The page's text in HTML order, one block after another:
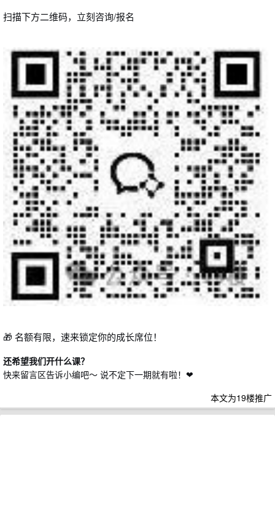
扫描下方二维码，立刻咨询/报名
🎁 名额有限，速来锁定你的成长席位！
还希望我们开什么课？
快来留言区告诉小编吧～ 说不定下一期就有啦！❤️
本文为19楼推广